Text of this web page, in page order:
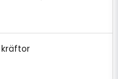
kräftor